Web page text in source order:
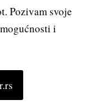
Pozivam svoje
i